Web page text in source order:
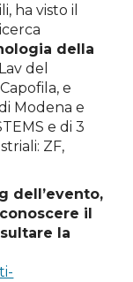
ha visto il
della
del
e
Modena e
e di 3
ZF,
dell’evento,
il
la